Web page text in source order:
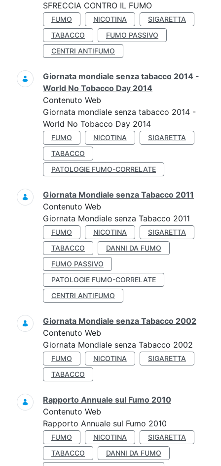
SFRECCIA CONTRO IL FUMO
FUMO NICOTINA
SIGARETTA
TABACCO
FUMO PASSIVO
CENTRI ANTIFUMO
Giornata mondiale senza tabacco 2014 -
World No Tobacco Day 2014
Contenuto Web
Giornata mondiale senza tabacco 2014 -
World No Tobacco Day 2014
FUMO NICOTINA
SIGARETTA
TABACCO
PATOLOGIE FUMO-CORRELATE
Giornata Mondiale senza Tabacco 2011
Contenuto Web
Giornata Mondiale senza Tabacco 2011
FUMO NICOTINA
SIGARETTA
TABACCO
DANNI DA FUMO
FUMO PASSIVO
PATOLOGIE FUMO-CORRELATE
CENTRI ANTIFUMO
Giornata Mondiale senza Tabacco 2002
Contenuto Web
Giornata Mondiale senza Tabacco 2002
FUMO NICOTINA
SIGARETTA
TABACCO
Rapporto Annuale sul Fumo 2010
Contenuto Web
Rapporto Annuale sul Fumo 2010
FUMO NICOTINA
SIGARETTA
TABACCO
DANNI DA FUMO